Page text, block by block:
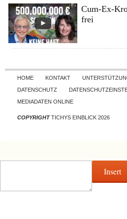
Cum-Ex-
frei
Skip
HOME KONTAKT
DATENSCHUTZ
MEDIADATEN ONLINE
COPYRIGHTTICHYS EINBLICK 2026
Insert